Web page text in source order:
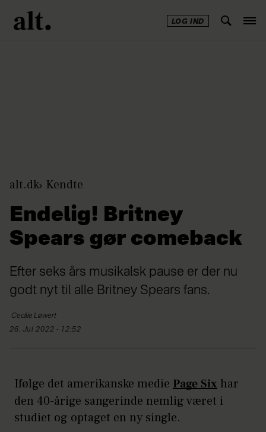
LOG IND
alt.dk Kendte
Endelig! Britney
Spears gør comeback
Efter seks års musikalsk pause er der nu
godt nyt til alle Britney Spears fans.
Cecilie Løwert
26. Jul 2022 - 12:52
Ifølge det amerikanske medie Page Six har
den 40-årige sangerinde nemlig været i
studiet og optaget en ny single.